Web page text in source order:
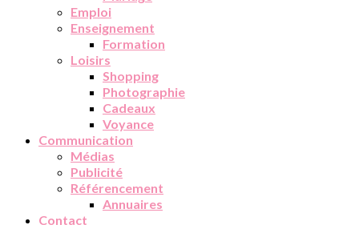
Emploi
Enseignement
Formation
Loisirs
Shopping
Photographie
Cadeaux
Voyance
Communication
Médias
Publicité
Référencement
Annuaires
Contact